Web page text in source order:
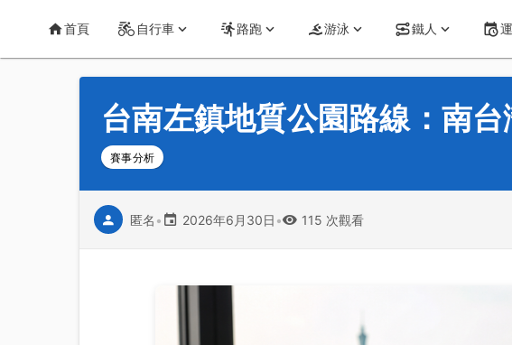
CT Yeh 公路車基地
首頁 自行車 路跑 游泳 鐵人
運動知識 詳情
台南左鎮地質公園路線：南
賽事分析
匿名 • 2026年6月30日 • 115 次觀看